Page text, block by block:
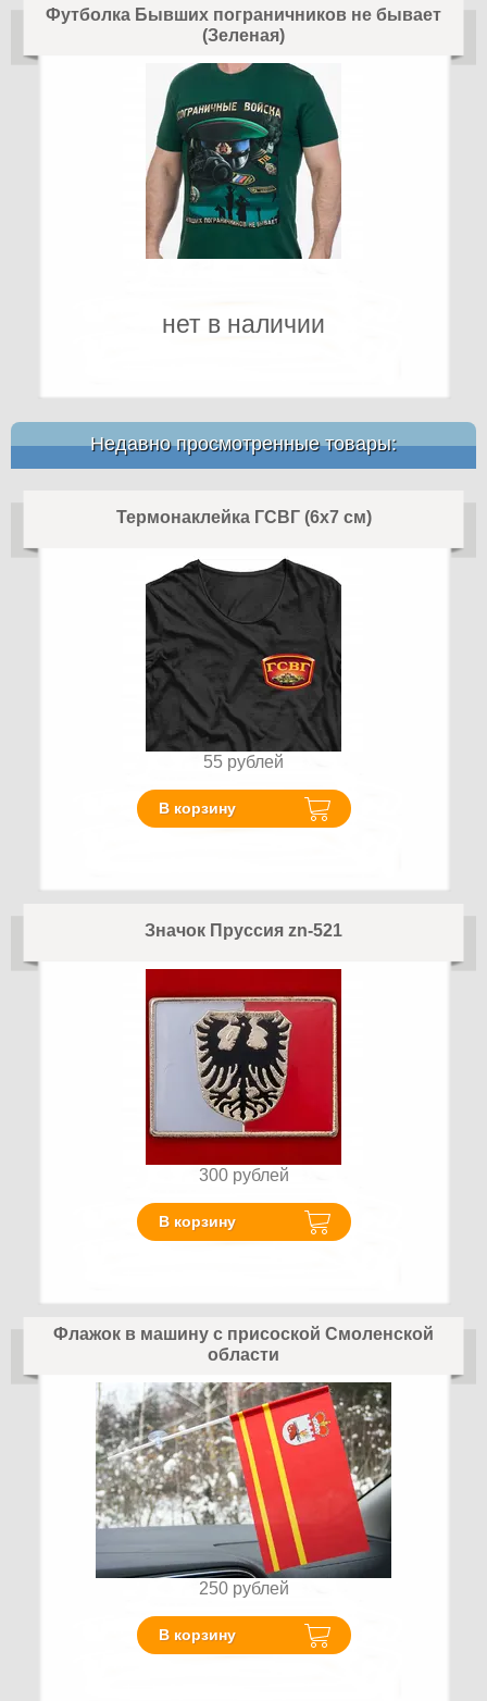
Футболка Бывших пограничников не бывает
(Зеленая)
нет в наличии
Недавно просмотренные товары:
Термонаклейка ГСВГ (6х7 см)
55 рублей
В корзину
Значок Пруссия zn-521
300 рублей
В корзину
Флажок в машину с присоской Смоленской
области
250 рублей
В корзину